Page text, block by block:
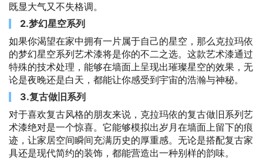
既显大气又不失格调。
2.梦幻星空系列
如果你渴望在家中拥有一片属于自己的星空，那么克拉玛依
的梦幻星空系列艺术漆将是你的不二之选。这款艺术漆通过
特殊的技术处理，能够在墙面上呈现出璀璨星空的效果，无
论是夜晚还是白天，都能让你感受到宇宙的浩瀚与神秘。
3.复古做旧系列
对于喜欢复古风格的朋友来说，克拉玛依的复古做旧系列艺
术漆绝对是一个惊喜。它能够模拟出岁月在墙面上留下的痕
迹，让家居空间瞬间充满历史的厚重感。无论是搭配复古家
具还是现代简约的装饰，都能营造出一种别样的韵味。